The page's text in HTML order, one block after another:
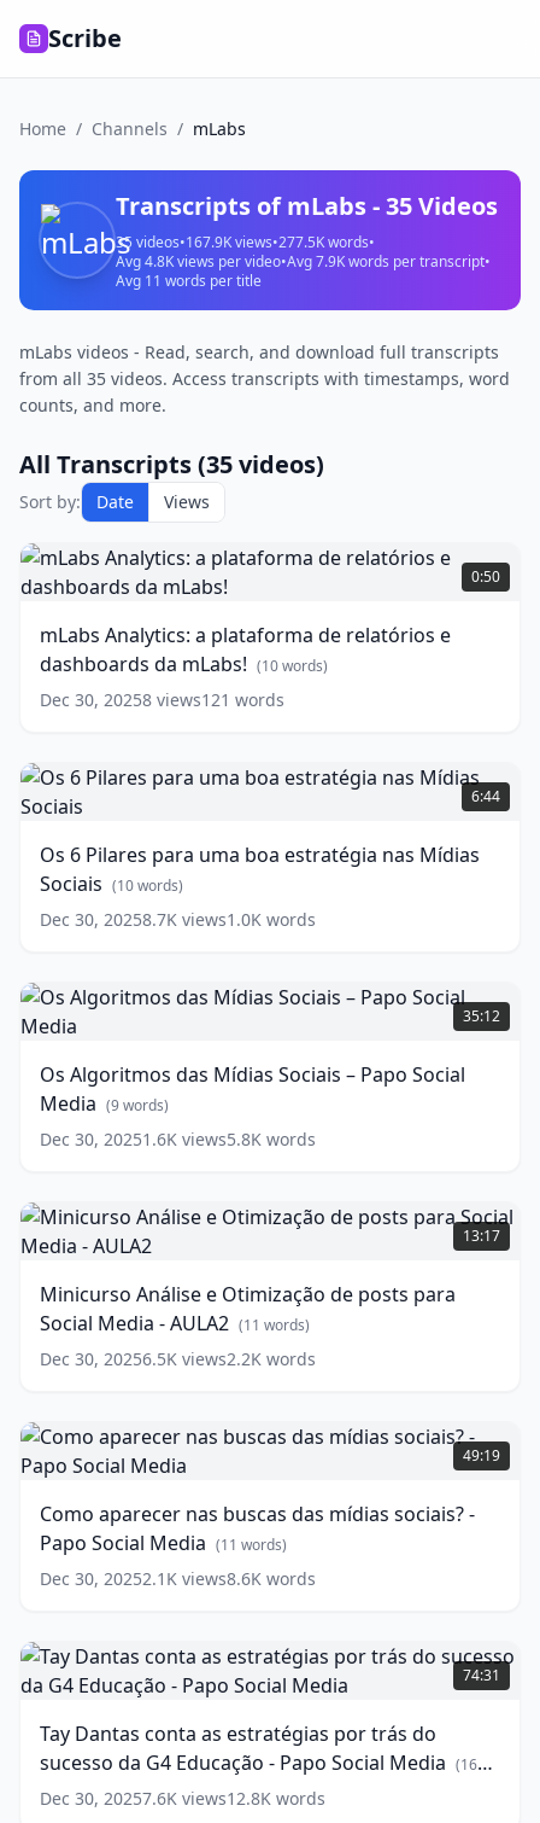
Scribe
Home / Channels / mLabs
Transcripts ofmLabs-35Videos
35 videos•167.9Kviews•277.5Kwords•
Avg4.8Kviews per video•Avg7.9Kwords per transcript•
Avg 11 words per title
mLabs videos - Read, search, and download full transcripts
from all 35 videos. Access transcripts with timestamps, word
counts, and more.
All Transcripts (35videos)
Sort by: Date
Views
mLabs
Analytics:
a
de
relatórios
e
dashboards
mLabs!
(10
words)
0:50
mLabs Analytics: a plataforma de relatórios e
dashboards da mLabs! (10words)
Dec 30, 20258 views121 words
Os
6
Pilares
uma
boa
estratégia
nas
Sociais
words)
6:44
Os 6 Pilares para uma boa estratégia nas Mídias
Sociais (10words)
Dec 30, 20258.7K views1.0K words
Os
Algoritmos
das
Sociais
–
Papo
Social
words)
35:12
Os Algoritmos das Mídias Sociais – Papo Social
Media (9words)
Dec 30, 20251.6K views5.8K words
Minicurso
Análise
e
de
posts
para
Social
-
AULA2 (11
words)
13:17
Minicurso Análise e Otimização de posts para
Social Media - AULA2 (11 words)
Dec 30, 20256.5K views2.2K words
Como
aparecer
nas
das
mídias
sociais?
Social
Media (11
words)
49:19
Como aparecer nas buscas das mídias sociais? -
Papo Social Media (11 words)
Dec 30, 20252.1K views8.6K words
Tay
Dantas
conta
estratégias
por
trás
do
74:31
Tay Dantas conta as estratégias por trás do
sucesso da G4 Educação - Papo Social Media (16
words)
Dec 30, 20257.6K views12.8K words